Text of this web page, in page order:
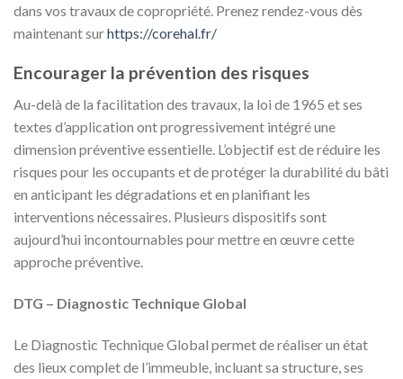
dans vos travaux de copropriété. Prenez rendez-vous dès
maintenant surhttps://corehal.fr/
Encourager la prévention des risques
Au-delà de la facilitation des travaux, la loi de 1965 et ses
textes d’application ont progressivement intégré une
dimension préventive essentielle. L’objectif est de réduire les
risques pour les occupants et de protéger la durabilité du bâti
en anticipant les dégradations et en planifiant les
interventions nécessaires. Plusieurs dispositifs sont
aujourd’hui incontournables pour mettre en œuvre cette
approche préventive.
DTG – Diagnostic Technique Global
Le Diagnostic Technique Global permet de réaliser un état
des lieux complet de l’immeuble, incluant sa structure, ses